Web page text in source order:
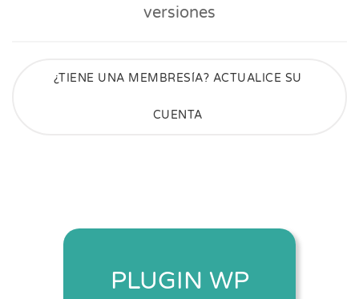
versiones
¿TIENE UNA MEMBRESÍA? ACTUALICE SU
CUENTA
PLUGIN WP